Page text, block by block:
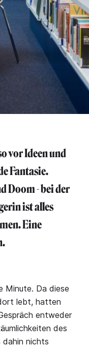
vor Ideen und
Fantasie.
Doom - bei der
ist alles
Eine
Minute. Da diese
lebt, hatten
entweder
des
dahin nichts